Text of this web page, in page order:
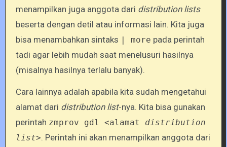
menampilkan juga anggota dari distribution lists
beserta dengan detil atau informasi lain. Kita juga
bisa menambahkan sintaks
| more pada perintah
tadi agar lebih mudah saat menelusuri hasilnya
(misalnya hasilnya terlalu banyak).
Cara lainnya adalah apabila kita sudah mengetahui
alamat dari distribution list-nya. Kita bisa gunakan
perintah zmprov gdl <alamat distribution
list>. Perintah ini akan menampilkan anggota dari